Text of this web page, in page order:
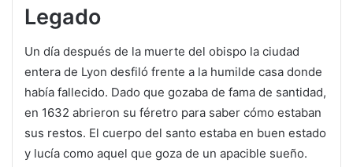
Legado
Un día después de la muerte del obispo la ciudad
entera de Lyon desfiló frente a la humilde casa donde
había fallecido. Dado que gozaba de fama de santidad,
en 1632 abrieron su féretro para saber cómo estaban
sus restos. El cuerpo del santo estaba en buen estado
y lucía como aquel que goza de un apacible sueño.